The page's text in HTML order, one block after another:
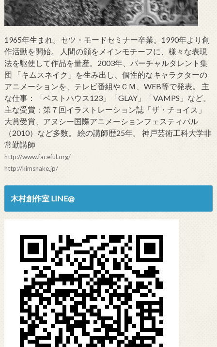
1965年生まれ。セツ・モードセミナー卒業。1990年より創
作活動を開始。 人間の顔をメインモチーフに、様々な表現
法を駆使して作品を量産。2003年、バーチャルタレント集
団 「キムスネイク」を生み出し、個性的なキャラクターの
アニメーションを、テレビ番組やＣＭ、WEB等で発表。 主
な仕事：「ベストハウス123」「GLAY」「VAMPS」など。
主な受賞：第７回イラストレーション誌「ザ・チョイス」
大賞受賞、アヌシー国際アニメーションフェスティバル
（2010）など多数。 絵の講師歴25年。 神戸芸術工科大学非
常勤講師
http://www.faceful.org/
http://kimsnake.jp/
木村創作室 LINE@